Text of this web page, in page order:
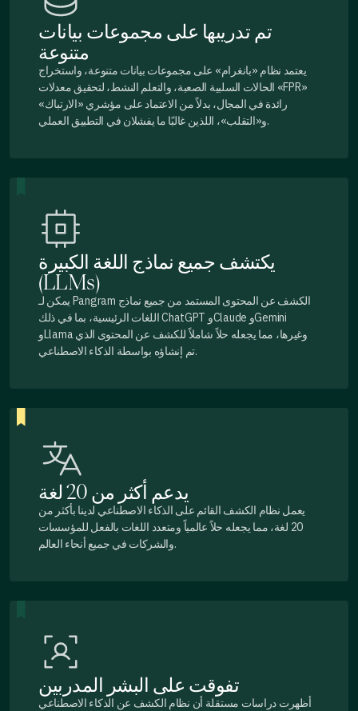
تم تدريبها على مجموعات بيانات
متنوعة
يعتمد نظام «بانغرام» على مجموعات بيانات متنوعة، واستخراج
الحالات السلبية الصعبة، والتعلم النشط، لتحقيق معدلات «FPR»
رائدة في المجال، بدلاً من الاعتماد على مؤشري «الارتباك»
و«التقلب»، اللذين غالبًا ما يفشلان في التطبيق العملي.
يكتشف جميع نماذج اللغة الكبيرة
(LLMs)
يمكن لـ Pangram الكشف عن المحتوى المستمد من جميع نماذج
اللغات الرئيسية، بما في ذلك ChatGPT وClaude وGemini
وLlama وغيرها، مما يجعله حلاً شاملاً للكشف عن المحتوى الذي
تم إنشاؤه بواسطة الذكاء الاصطناعي.
يدعم أكثر من 20 لغة
يعمل نظام الكشف القائم على الذكاء الاصطناعي لدينا بأكثر من
20 لغة، مما يجعله حلاً عالمياً ومتعدد اللغات بالفعل للمؤسسات
والشركات في جميع أنحاء العالم.
تفوقت على البشر المدربين
أظهرت دراسات مستقلة أن نظام الكشف عن الذكاء الاصطناعي